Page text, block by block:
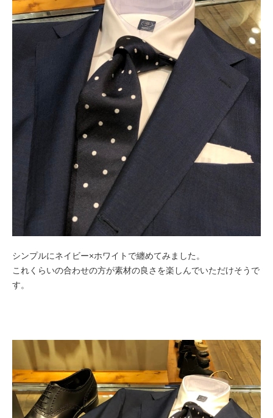
シンプルにネイビー×ホワイトで纏めてみました。
これくらいの合わせの方が素材の良さを楽しんでいただけそうで
す。